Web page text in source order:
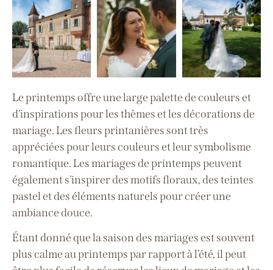
Le printemps offre une large palette de couleurs et
d’inspirations pour les thèmes et les décorations de
mariage. Les fleurs printanières sont très
appréciées pour leurs couleurs et leur symbolisme
romantique. Les mariages de printemps peuvent
également s’inspirer des motifs floraux, des teintes
pastel et des éléments naturels pour créer une
ambiance douce.
Étant donné que la saison des mariages est souvent
plus calme au printemps par rapport à l’été, il peut